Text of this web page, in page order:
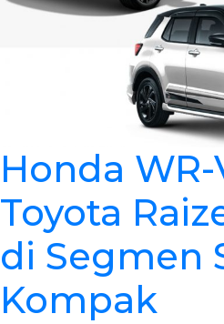
Honda
Toyota
di Segmen
Kompak